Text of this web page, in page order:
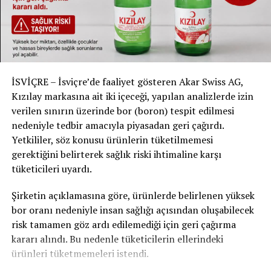
İSVİÇRE – İsviçre’de faaliyet gösteren Akar Swiss AG,
Kızılay markasına ait iki içeceği, yapılan analizlerde izin
verilen sınırın üzerinde bor (boron) tespit edilmesi
nedeniyle tedbir amacıyla piyasadan geri çağırdı.
Yetkililer, söz konusu ürünlerin tüketilmemesi
gerektiğini belirterek sağlık riski ihtimaline karşı
tüketicileri uyardı.
Şirketin açıklamasına göre, ürünlerde belirlenen yüksek
bor oranı nedeniyle insan sağlığı açısından oluşabilecek
risk tamamen göz ardı edilemediği için geri çağırma
kararı alındı. Bu nedenle tüketicilerin ellerindeki
ürünleri tüketmemeleri istendi.